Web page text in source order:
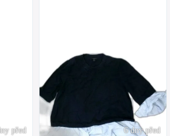
před 6 dny před